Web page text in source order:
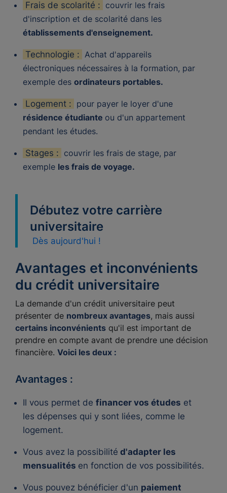
Frais de scolarité : couvrir les frais
d'inscription et de scolarité dans les
établissements d'enseignement.
Technologie : Achat d'appareils
électroniques nécessaires à la formation, par
exemple des ordinateurs portables.
Logement : pour payer le loyer d'une
résidence étudiante ou d'un appartement
pendant les études.
Stages : couvrir les frais de stage, par
exemple les frais de voyage.
Débutez votre carrière
universitaire
Dès aujourd'hui !
Avantages et inconvénients
du crédit universitaire
La demande d'un crédit universitaire peut
présenter de nombreux avantages, mais aussi
certains inconvénients qu'il est important de
prendre en compte avant de prendre une décision
financière. Voici les deux :
Avantages :
Il vous permet de financer vos études et
les dépenses qui y sont liées, comme le
logement.
Vous avez la possibilité d'adapter les
mensualités en fonction de vos possibilités.
Vous pouvez bénéficier d'un paiement